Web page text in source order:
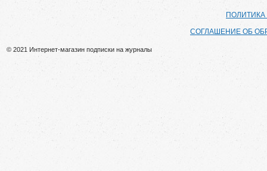
СОГЛАШЕНИЕ ОБ
© 2021 Интернет-магазин подписки на журналы